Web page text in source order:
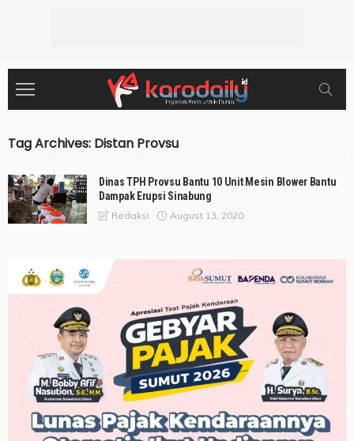
Tag Archives: Distan Provsu
Dinas TPH Provsu Bantu 10 Unit Mesin Blower Bantu
Dampak Erupsi Sinabung
Redaksi August 13, 2020